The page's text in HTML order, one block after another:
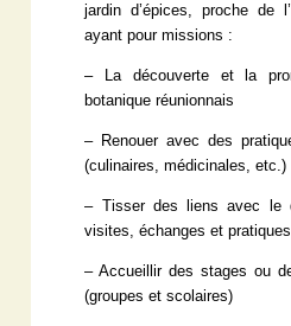
jardin d’épices, proche de
ayant pour missions :
– La découverte et la
botanique réunionnais
– Renouer avec des
(culinaires, médicinales, etc.)
– Tisser des liens avec le
visites, échanges et
– Accueillir des stages ou
(groupes et scolaires)